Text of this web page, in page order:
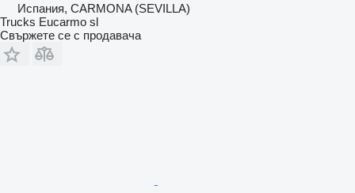
Испания, CARMONA (SEVILLA)
Trucks Eucarmo sl
Свържете се с продавача